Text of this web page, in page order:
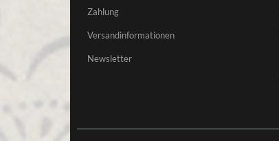
Zahlung
Versandinformationen
Newsletter